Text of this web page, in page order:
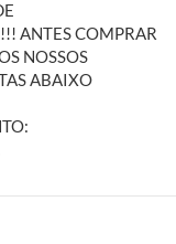
ANTES COMPRAR
NOSSOS
ABAIXO